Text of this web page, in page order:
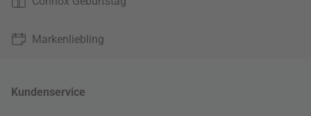
Markenliebling
Kundenservice